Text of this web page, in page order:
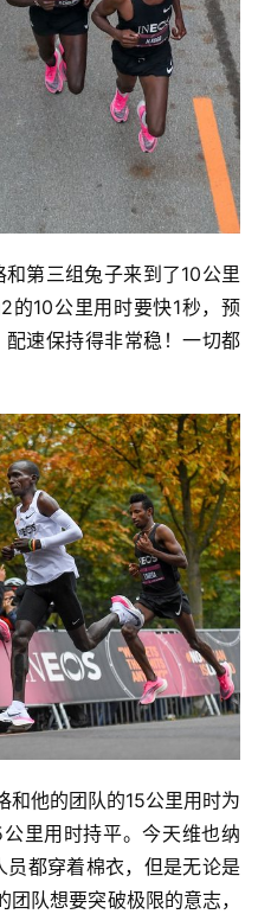
第三组兔子来到了10公里
的10公里用时要快1秒，预
速保持得非常稳！一切都
和他的团队的15公里用时为
里用时持平。今天维也纳
都穿着棉衣，但是无论是
队想要突破极限的意志，